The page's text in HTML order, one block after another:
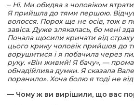
– Ні. Ми обидва з чоловіком
Я прийшла до тями першою.
волосся. Порох ще не осів, тож в
завіса. Дуже злякалась, бо мені
Почала щосили кричати від страху
цього крику чоловік прийшов до
ворушитися і я побачила через
руку. «Він живий! Я бачу», —
обнадійлива думки. Я сказала
поранило». Хоча болю я тоді не
— Чому ж ви вирішили, що вас